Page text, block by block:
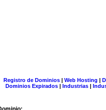
Registro de Dominios| Web Hosting |
Dominios Expirados | Industrias |